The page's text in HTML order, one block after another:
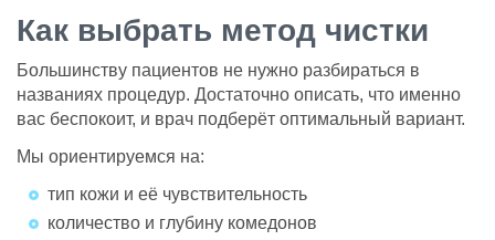
Как выбрать метод чистки
Большинству пациентов не нужно разбираться в
названиях процедур. Достаточно описать, что именно
вас беспокоит, и врач подберёт оптимальный вариант.
Мы ориентируемся на:
тип кожи и её чувствительность
количество и глубину комедонов